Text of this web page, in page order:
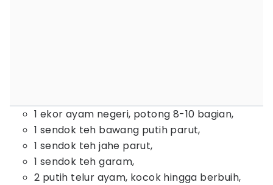
1 ekor ayam negeri, potong 8-10 bagian,
1 sendok teh bawang putih parut,
1 sendok teh jahe parut,
1 sendok teh garam,
2 putih telur ayam, kocok hingga berbuih,